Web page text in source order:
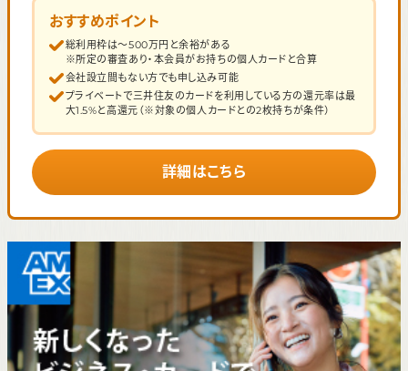
おすすめポイント
総利用枠は～500万円と余裕がある
※所定の審査あり・本会員がお持ちの個人カードと合算
会社設立間もない方でも申し込み可能
プライベートで三井住友のカードを利用している方の還元率は最
大1.5%と高還元（※対象の個人カードとの2枚持ちが条件）
詳細はこちら